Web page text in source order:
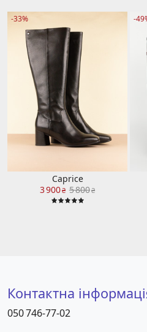
-33%
Caprice
3 900₴ 5 800₴
-
Контактна
050 746-77-02